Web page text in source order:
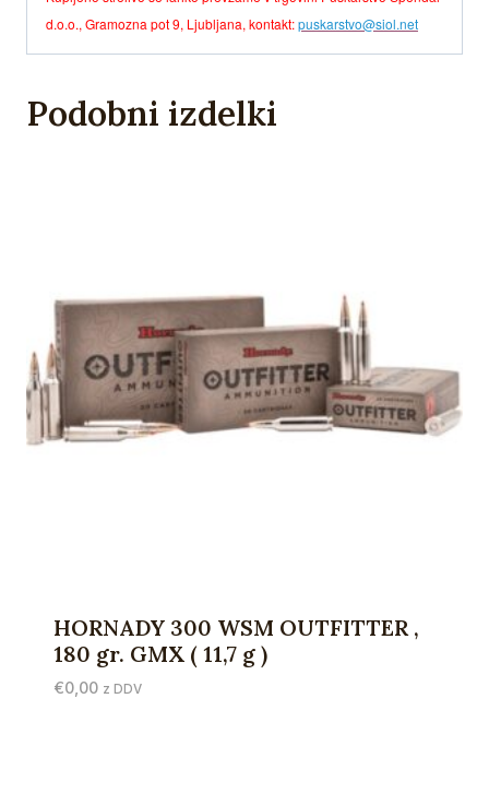
d.o.o., Gramozna pot 9, Ljubljana, kontakt:puskarstvo@siol.net
Podobni izdelki
HORNADY 300 WSM OUTFITTER ,
180 gr. GMX ( 11,7 g )
€0,00 z DDV